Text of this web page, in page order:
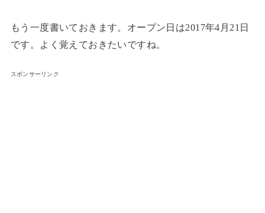
もう一度書いておきます。オープン日は2017年4月21日
です。よく覚えておきたいですね。
スポンサーリンク